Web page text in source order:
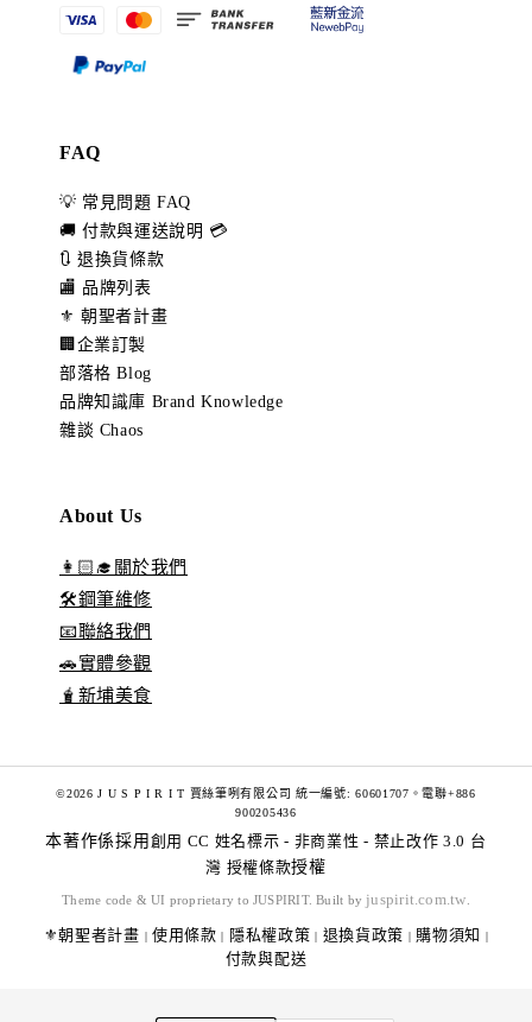
FAQ
💡 常見問題 FAQ
🚚 付款與運送說明 💳
🔃 退換貨條款
🏬 品牌列表
⚜️ 朝聖者計畫
🏢企業訂製
部落格 Blog
品牌知識庫 Brand Knowledge
雜談 Chaos
About Us
👩🏻‍🎓關於我們
🛠️鋼筆維修
📧聯絡我們
🚗實體參觀
🧋新埔美食
©2026 J U S P I R I T 賈絲筆咧有限公司 統一編號: 60601707。電聯+886
900205436
本著作係採用 創用 CC 姓名標示 - 非商業性 - 禁止改作 3.0 台
灣 授權條款授權
Theme code & UI proprietary to JUSPIRIT. Built by juspirit.com.tw
⚜️朝聖者計畫 | 使用條款 | 隱私權政策 | 退換貨政策 | 購物須知 |
付款與配送